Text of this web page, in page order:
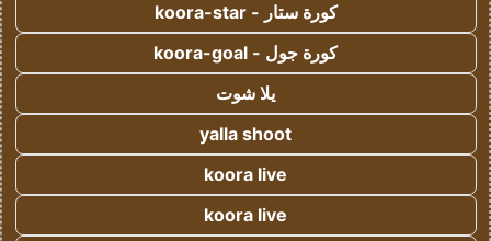
كورة ستار - koora-star
كورة جول - koora-goal
يلا شوت
yalla shoot
koora live
koora live